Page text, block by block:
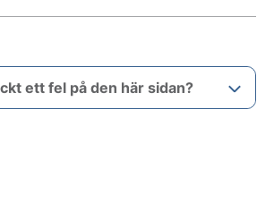
ett fel på den här sidan?